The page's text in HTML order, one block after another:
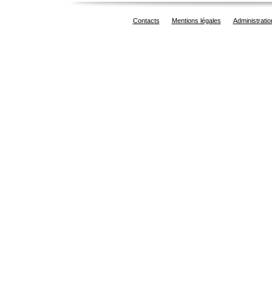
Contacts Mentions légales